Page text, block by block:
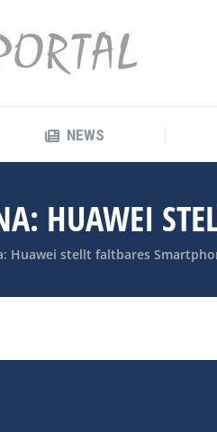
NEWS
HUAWEI
Huawei stellt faltbares
NEWS